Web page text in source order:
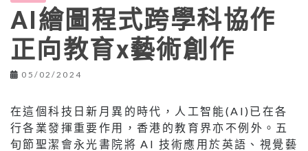
AI繪圖程式跨學科協作
正向教育x藝術創作
05/02/2024
在這個科技日新月異的時代，人工智能(AI)已在各
行各業發揮重要作用，香港的教育界亦不例外。五
旬節聖潔會永光書院將 AI 技術應用於英語、視覺藝